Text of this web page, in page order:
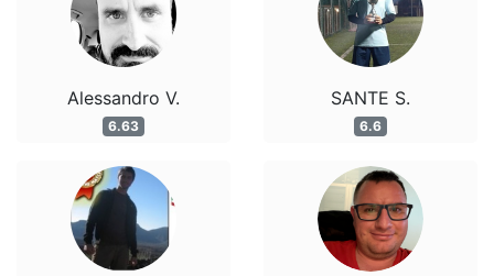
Alessandro V.
6.63
SANTE S.
6.6